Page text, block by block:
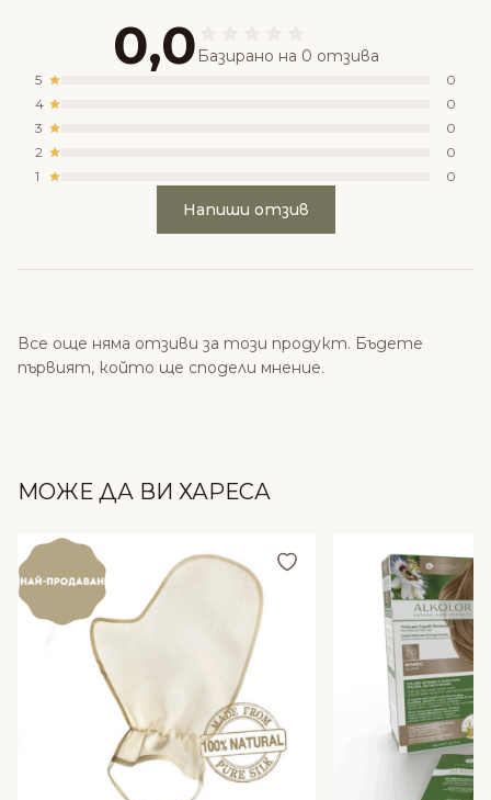
0,0 Базирано на 0 отзива
5
0
4
0
3
0
2
0
1
0
Напиши отзив
Все още няма отзиви за този продукт. Бъдете
първият, който ще сподели мнение.
МОЖЕ ДА ВИ ХАРЕСА
Добави в любими